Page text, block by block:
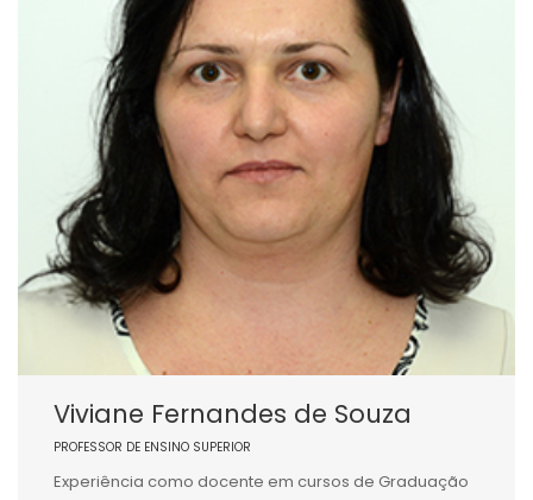
Viviane Fernandes de Souza
PROFESSOR DE ENSINO SUPERIOR
Experiência como docente em cursos de Graduação